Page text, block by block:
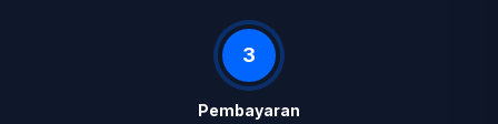
3
Pembayaran